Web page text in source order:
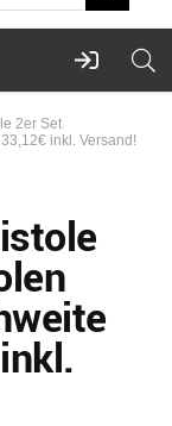
2er Set
inkl. Versand!